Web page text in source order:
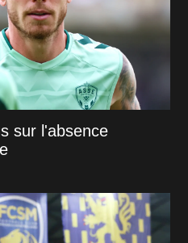
sur l'absence